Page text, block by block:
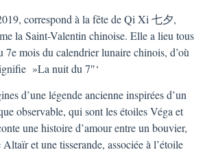
correspond à la fête de Qi Xi 七夕,
la Saint-Valentin chinoise. Elle a lieu tous
7e mois du calendrier lunaire chinois, d’où
»La nuit du 7″‘
d’une légende ancienne inspirées d’un
observable, qui sont les étoiles Véga et
une histoire d’amour entre un bouvier,
et une tisserande, associée à l’étoile